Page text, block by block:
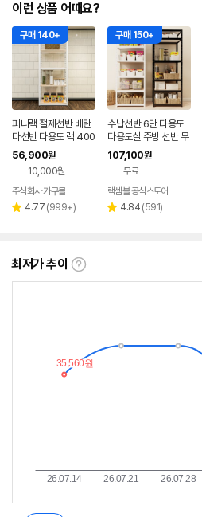
이런 상품 어때요?
구매 140+
퍼니랙 철제선반 베란
다선반 다용도 랙 400
x400x500 5단
56,900원
10,000원
주식회사 가구몰
별 4.77 리
(999+)
구매 150+
수납선반 6단 다용도
다용도실 주방 선반 무
볼트 팬트리 랙 슈랙 슈
랙엣홈 800300120
107,100원
무료
랙셈블 공식스토어
별 4.84 리
(591)
최저가 추이
최